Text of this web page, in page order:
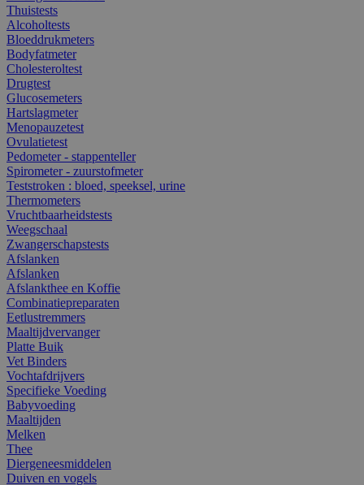
Thuistests
Alcoholtests
Bloeddrukmeters
Bodyfatmeter
Cholesteroltest
Drugtest
Glucosemeters
Hartslagmeter
Menopauzetest
Ovulatietest
Pedometer - stappenteller
Spirometer - zuurstofmeter
Teststroken : bloed, speeksel, urine
Thermometers
Vruchtbaarheidstests
Weegschaal
Zwangerschapstests
Afslanken
Afslanken
Afslankthee en Koffie
Combinatiepreparaten
Eetlustremmers
Maaltijdvervanger
Platte Buik
Vet Binders
Vochtafdrijvers
Specifieke Voeding
Babyvoeding
Maaltijden
Melken
Thee
Diergeneesmiddelen
Duiven en vogels